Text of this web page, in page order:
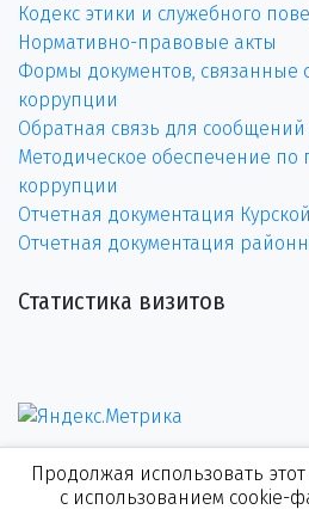
Кодекс этики и служебного
Нормативно-правовые акты
Формы документов, связанные
коррупции
Обратная связь для
Методическое обеспечение по
коррупции
Отчетная документация
Отчетная документация
Статистика визитов
Продолжая использовать
с использованием cookie-